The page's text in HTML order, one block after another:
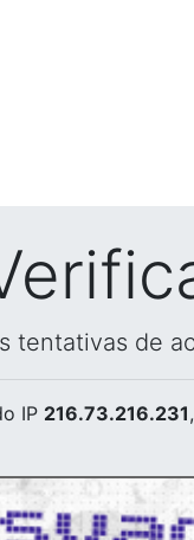
tentativas de
IP 216.73.216.231